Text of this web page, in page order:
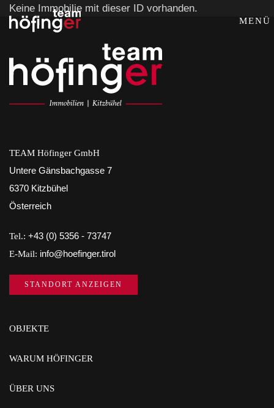
MENÜ
Keine Immobilie mit dieser ID vorhanden.
TEAM Höfinger GmbH
Untere Gänsbachgasse 7
6370 Kitzbühel
Österreich
Tel.: +43 (0) 5356 - 73747
E-Mail: info@hoefinger.tirol
STANDORT ANZEIGEN
OBJEKTE
WARUM HÖFINGER
ÜBER UNS